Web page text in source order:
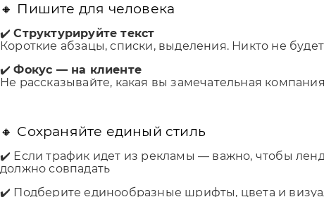
🔸 Пишите для человека
✔️Структурируйте текст
Короткие абзацы, списки, выделения. Никто не
✔️Фокус — на клиенте
Не рассказывайте, какая вы замечательная
🔸 Сохраняйте единый стиль
✔️ Если трафик идет из рекламы — важно, чтобы
должно совпадать
✔️ Подберите единообразные шрифты, цвета и